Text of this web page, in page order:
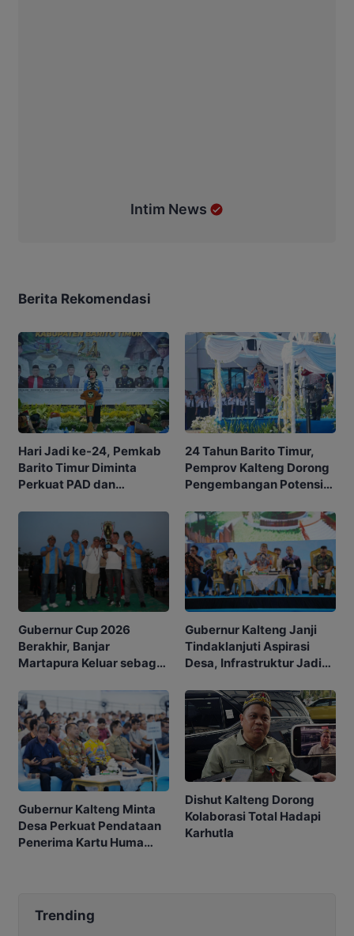
Intim News
Berita Rekomendasi
Hari Jadi ke-24, Pemkab
Barito Timur Diminta
Perkuat PAD dan
24 Tahun Barito Timur,
Pemprov Kalteng Dorong
Pengembangan Potensi
Gubernur Cup 2026
Berakhir, Banjar
Martapura Keluar sebagai
Gubernur Kalteng Janji
Tindaklanjuti Aspirasi
Desa, Infrastruktur Jadi
Gubernur Kalteng Minta
Desa Perkuat Pendataan
Penerima Kartu Huma
Dishut Kalteng Dorong
Kolaborasi Total Hadapi
Karhutla
Trending